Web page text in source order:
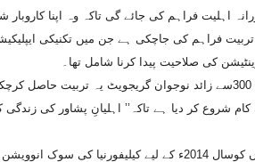
اہلیت فراہم کی جائے گی تاکہ وہ اپنا کاروبار
فراہم کی جاچکی ہے جن میں تکنیکی ایپلیکیشن
کی صلاحیت پیدا کرنا شامل تھا۔
سلمان احمد نے مزید کہا کہ مختلف یونیورسٹیوں کے 300سے زائد نوجوان گریجویٹ
شروع کر دیا ہے تاکہ’’ اہلیانِ پشاور کی
صوبہ خیبرپختونخواسے نوجوان ماہرین کی چار ٹیموں کوسال 2014ء کے لیے